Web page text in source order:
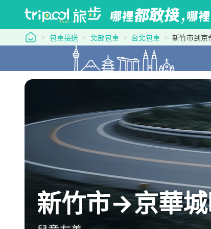
tripool 旅步
包車接送 北部包車 台北包車 新竹市到京
新竹市→京華